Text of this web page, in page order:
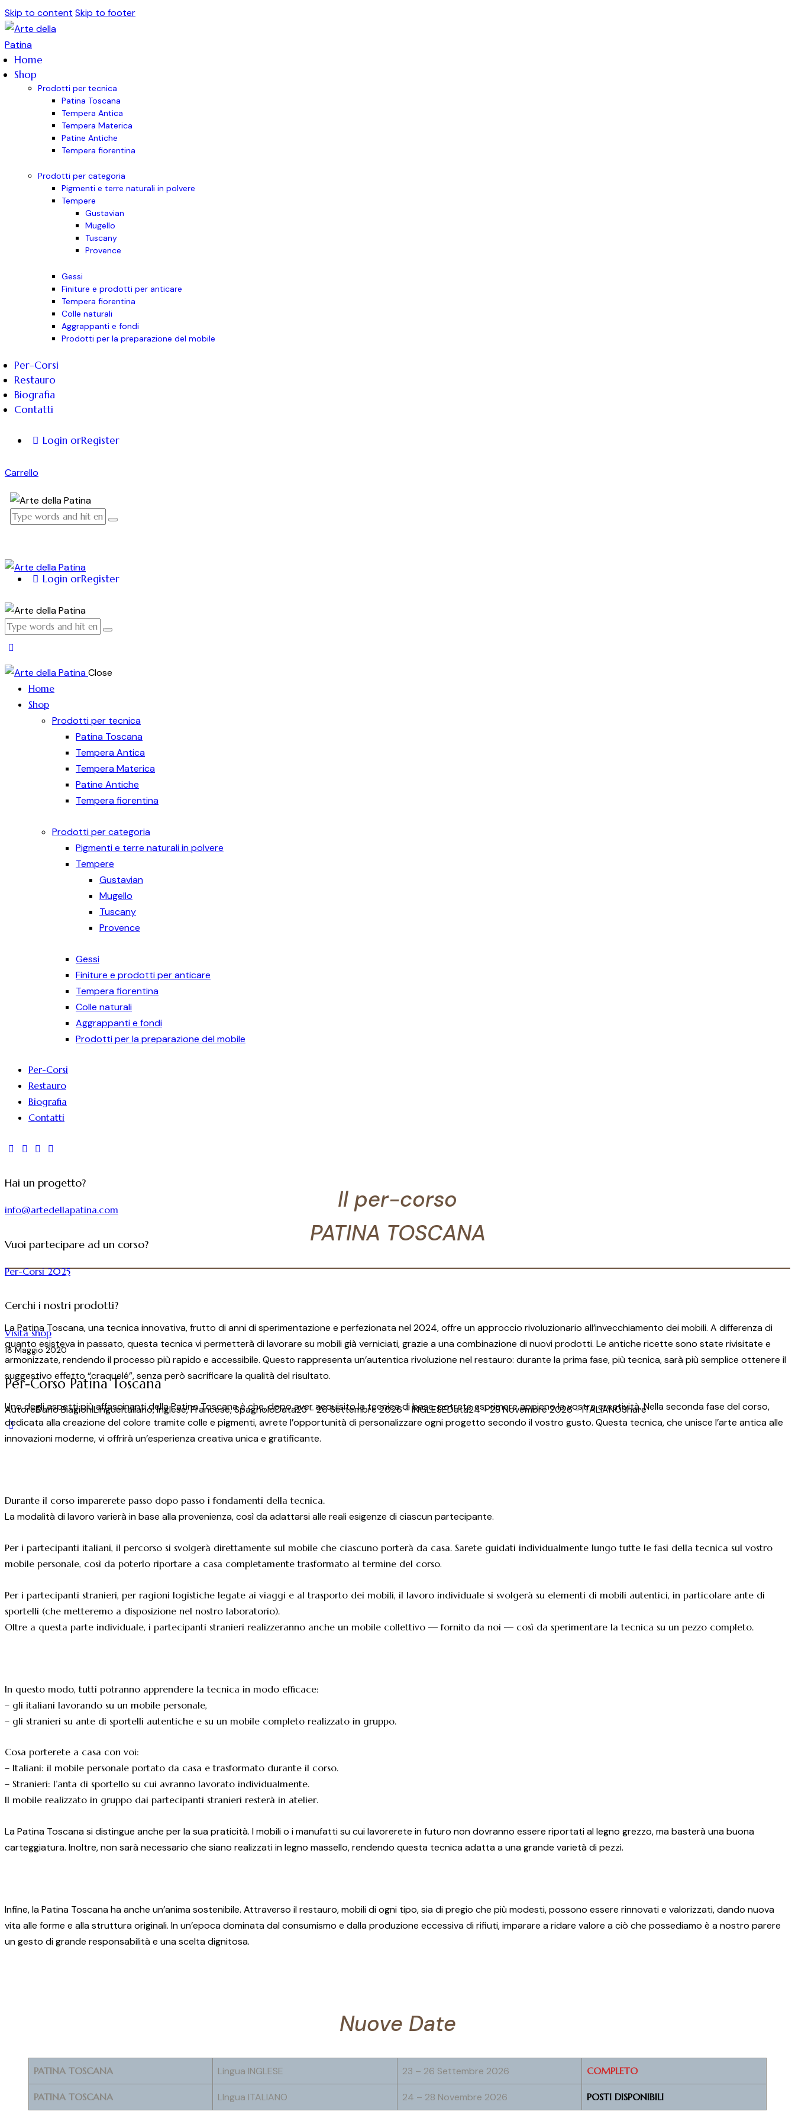
Skip to content Skip to footer
Home
Shop
Prodotti per tecnica
Patina Toscana
Tempera Antica
Tempera Materica
Patine Antiche
Tempera fiorentina
Prodotti per categoria
Pigmenti e terre naturali in polvere
Tempere
Gustavian
Mugello
Tuscany
Provence
Gessi
Finiture e prodotti per anticare
Tempera fiorentina
Colle naturali
Aggrappanti e fondi
Prodotti per la preparazione del mobile
Per-Corsi
Restauro
Biografia
Contatti
Login orRegister
Carrello
Login orRegister
Close
Home
Shop
Prodotti per tecnica
Patina Toscana
Tempera Antica
Tempera Materica
Patine Antiche
Tempera fiorentina
Prodotti per categoria
Pigmenti e terre naturali in polvere
Tempere
Gustavian
Mugello
Tuscany
Provence
Gessi
Finiture e prodotti per anticare
Tempera fiorentina
Colle naturali
Aggrappanti e fondi
Prodotti per la preparazione del mobile
Per-Corsi
Restauro
Biografia
Contatti
Hai un progetto?
info@artedellapatina.com
Vuoi partecipare ad un corso?
Per-Corsi 2025
Cerchi i nostri prodotti?
Visita shop
18 Maggio 2020
Per-Corso Patina Toscana
AutoreDario BiagioniLingueItaliano, Inglese, Francese, SpagnoloData23 - 26 Settembre 2026 - INGLESEData24 - 28 Novembre 2026 - ITALIANOShare
Il per-corso
PATINA TOSCANA
La Patina Toscana, una tecnica innovativa, frutto di anni di sperimentazione e perfezionata nel 2024, offre un approccio rivoluzionario all’invecchiamento dei mobili. A differenza di
quanto esisteva in passato, questa tecnica vi permetterà di lavorare su mobili già verniciati, grazie a una combinazione di nuovi prodotti. Le antiche ricette sono state rivisitate e
armonizzate, rendendo il processo più rapido e accessibile. Questo rappresenta un’autentica rivoluzione nel restauro: durante la prima fase, più tecnica, sarà più semplice ottenere il
suggestivo effetto “craquelé”, senza però sacrificare la qualità del risultato.
Uno degli aspetti più affascinanti della Patina Toscana è che, dopo aver acquisito la tecnica di base, potrete esprimere appieno la vostra creatività. Nella seconda fase del corso,
dedicata alla creazione del colore tramite colle e pigmenti, avrete l’opportunità di personalizzare ogni progetto secondo il vostro gusto. Questa tecnica, che unisce l’arte antica alle
innovazioni moderne, vi offrirà un’esperienza creativa unica e gratificante.
Durante il corso imparerete passo dopo passo i fondamenti della tecnica.
La modalità di lavoro varierà in base alla provenienza, così da adattarsi alle reali esigenze di ciascun partecipante.
Per i partecipanti italiani, il percorso si svolgerà direttamente sul mobile che ciascuno porterà da casa. Sarete guidati individualmente lungo tutte le fasi della tecnica sul vostro
mobile personale, così da poterlo riportare a casa completamente trasformato al termine del corso.
Per i partecipanti stranieri, per ragioni logistiche legate ai viaggi e al trasporto dei mobili, il lavoro individuale si svolgerà su elementi di mobili autentici, in particolare ante di
sportelli (che metteremo a disposizione nel nostro laboratorio).
Oltre a questa parte individuale, i partecipanti stranieri realizzeranno anche un mobile collettivo — fornito da noi — così da sperimentare la tecnica su un pezzo completo.
In questo modo, tutti potranno apprendere la tecnica in modo efficace:
– gli italiani lavorando su un mobile personale,
– gli stranieri su ante di sportelli autentiche e su un mobile completo realizzato in gruppo.
Cosa porterete a casa con voi:
– Italiani: il mobile personale portato da casa e trasformato durante il corso.
– Stranieri: l’anta di sportello su cui avranno lavorato individualmente.
Il mobile realizzato in gruppo dai partecipanti stranieri resterà in atelier.
La Patina Toscana si distingue anche per la sua praticità. I mobili o i manufatti su cui lavorerete in futuro non dovranno essere riportati al legno grezzo, ma basterà una buona
carteggiatura. Inoltre, non sarà necessario che siano realizzati in legno massello, rendendo questa tecnica adatta a una grande varietà di pezzi.
Infine, la Patina Toscana ha anche un’anima sostenibile. Attraverso il restauro, mobili di ogni tipo, sia di pregio che più modesti, possono essere rinnovati e valorizzati, dando nuova
vita alle forme e alla struttura originali. In un’epoca dominata dal consumismo e dalla produzione eccessiva di rifiuti, imparare a ridare valore a ciò che possediamo è a nostro parere
un gesto di grande responsabilità e una scelta dignitosa.
Nuove Date
PATINA TOSCANA Lingua INGLESE 23 – 26 Settembre 2026 COMPLETO
PATINA TOSCANA LIngua ITALIANO 24 – 28 Novembre 2026 POSTI DISPONIBILI